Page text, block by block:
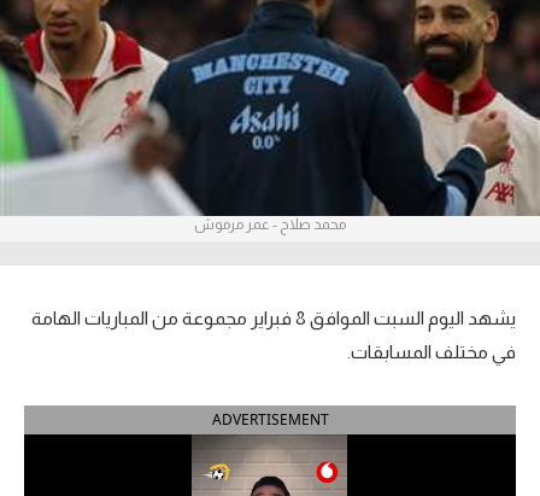
آراء حرة
ركن الألعاب
بطولات
أمريكا 2026
الدوري الإنجليزي الممتاز
الدوري الإسباني
محمد صلاح - عمر مرموش
يشهد اليوم السبت الموافق 8 فبراير مجموعة من المباريات الهامة
في مختلف المسابقات.
ADVERTISEMENT